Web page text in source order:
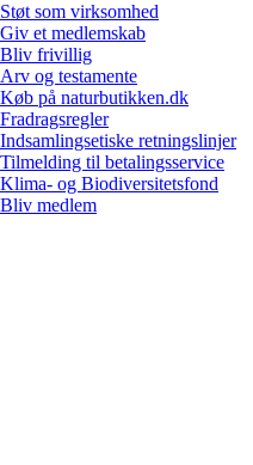
Støt som virksomhed
Giv et medlemskab
Bliv frivillig
Arv og testamente
Køb på naturbutikken.dk
Fradragsregler
Indsamlingsetiske retningslinjer
Tilmelding til betalingsservice
Klima- og Biodiversitetsfond
Bliv medlem